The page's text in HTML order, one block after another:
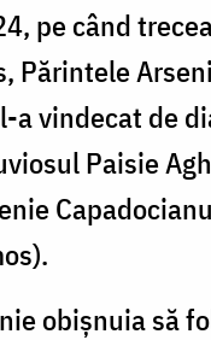
pe când
Părintele
a vindecat de
Paisie
obişnuia să